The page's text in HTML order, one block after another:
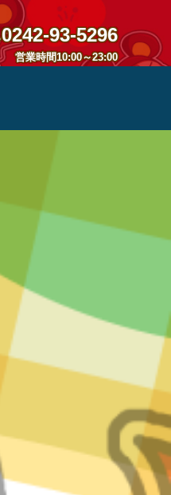
0242-93-5296
営業時間10:00～23:00